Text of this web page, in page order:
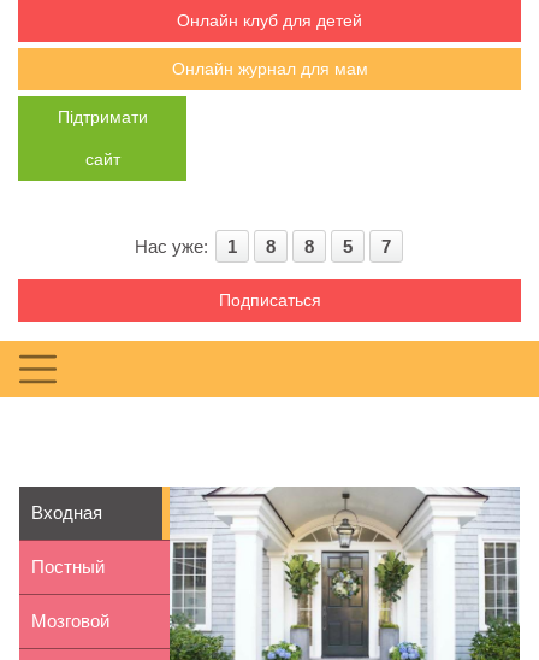
Онлайн клуб для детей
Онлайн журнал для мам
Підтримати
сайт
Нас уже: 1 8 8 5 7
Подписаться
Входная
дверь:
критерии
Постный
гороховый суп:
Мозговой